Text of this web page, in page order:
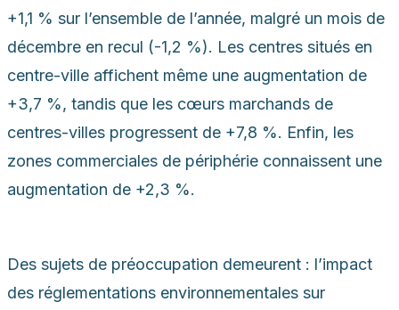
+1,1 % sur l’ensemble de l’année, malgré un mois de
décembre en recul (-1,2 %). Les centres situés en
centre-ville affichent même une augmentation de
+3,7 %, tandis que les cœurs marchands de
centres-villes progressent de +7,8 %. Enfin, les
zones commerciales de périphérie connaissent une
augmentation de +2,3 %.
Des sujets de préoccupation demeurent : l’impact
des réglementations environnementales sur